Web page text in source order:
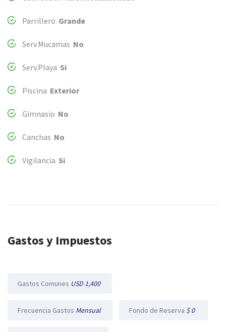
Parrillero Grande
Serv.Mucamas No
Serv.Playa Si
Piscina Exterior
Gimnasio No
Canchas No
Vigilancia Si
Gastos y Impuestos
Gastos Comunes USD 1,400
Frecuencia Gastos Mensual Fondo de Reserva $ 0